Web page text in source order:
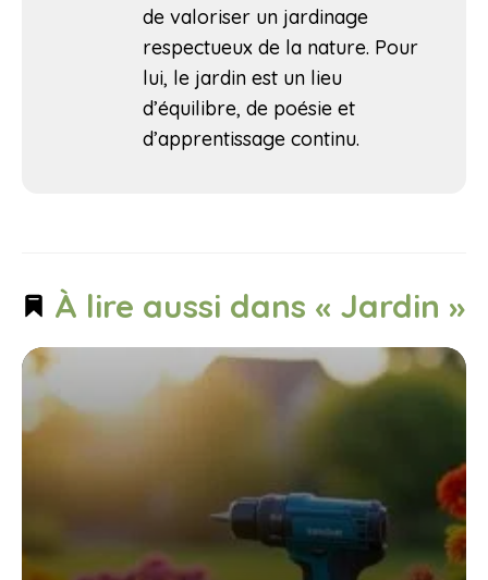
de valoriser un jardinage
respectueux de la nature. Pour
lui, le jardin est un lieu
d’équilibre, de poésie et
d’apprentissage continu.
À lire aussi dans « Jardin »